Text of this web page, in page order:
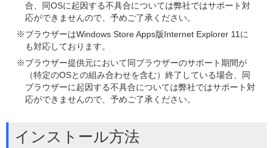
合、同OSに起因する不具合については弊社ではサポート対
応ができませんので、予めご了承ください。
※ブラウザーはWindows Store Apps版Internet Explorer 11に
も対応しております。
※ブラウザー提供元において同ブラウザーのサポート期間が
（特定のOSとの組み合わせを含む）終了している場合、同
ブラウザーに起因する不具合については弊社ではサポート対
応ができませんので、予めご了承ください。
インストール方法